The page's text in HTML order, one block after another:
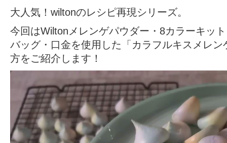
大人気！wiltonのレシピ再現シリーズ。
今回はWiltonメレンゲパウダー・8カラーキッ
バッグ・口金を使用した「カラフルキスメレン
方をご紹介します！